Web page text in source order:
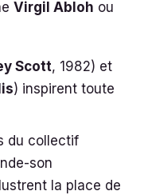
Virgil Abloh ou
Scott, 1982) et
) inspirent toute
du collectif
son
la place de